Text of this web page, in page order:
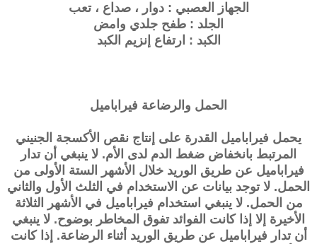
الجهاز العصبي : دوار ، صداع ، تعب
الجلد : طفح جلدي وامض
الكبد : ارتفاع إنزيم الكبد
الحمل والرضاعة فيراباميل
يحمل فيراباميل القدرة على إنتاج نقص الأكسجة الجنيني
المرتبط بانخفاض ضغط الدم لدى الأم. لا ينبغي أن تدار
فيراباميل عن طريق الوريد خلال الأشهر الستة الأولى من
الحمل. لا توجد بيانات عن الاستخدام في الثلث الأول والثاني
من الحمل. لا ينبغي استخدام فيراباميل في الأشهر الثلاثة
الأخيرة إلا إذا كانت الفوائد تفوق المخاطر بوضوح. لا ينبغي
أن تدار فيراباميل عن طريق الوريد أثناء الرضاعة. إذا كانت